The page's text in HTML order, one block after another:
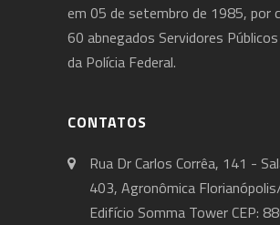
em 05 de setembro de 1985, por
60 abnegados Servidores
da Polícia Federal.
CONTATOS
Rua Dr Carlos Corrêa, 141 -
403, Agronômica
Edifício Somma Tower CEP: